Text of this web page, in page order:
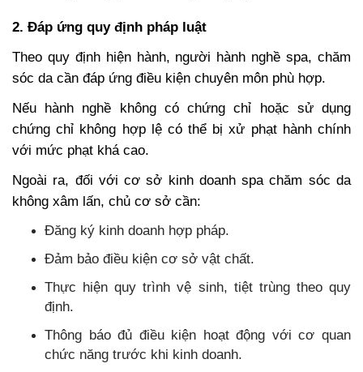
2. Đáp ứng quy định pháp luật
Theo quy định hiện hành, người hành nghề spa, chăm
sóc da cần đáp ứng điều kiện chuyên môn phù hợp.
Nếu hành nghề không có chứng chỉ hoặc sử dụng
chứng chỉ không hợp lệ có thể bị xử phạt hành chính
với mức phạt khá cao.
Ngoài ra, đối với cơ sở kinh doanh spa chăm sóc da
không xâm lấn, chủ cơ sở cần:
Đăng ký kinh doanh hợp pháp.
Đảm bảo điều kiện cơ sở vật chất.
Thực hiện quy trình vệ sinh, tiệt trùng theo quy
định.
Thông báo đủ điều kiện hoạt động với cơ quan
chức năng trước khi kinh doanh.